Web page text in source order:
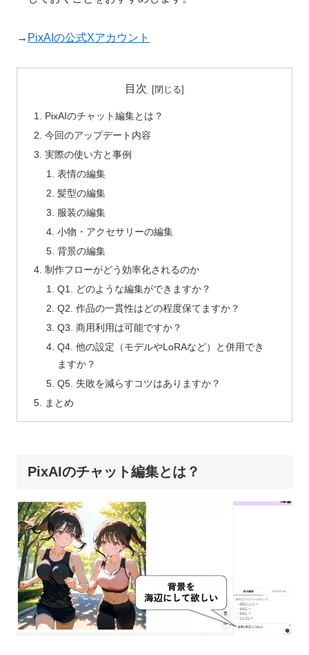
→ PixAIの公式Xアカウント
目次
PixAIのチャット編集とは？
今回のアップデート内容
実際の使い方と事例
表情の編集
髪型の編集
服装の編集
小物・アクセサリーの編集
背景の編集
制作フローがどう効率化されるのか
Q1. どのような編集ができますか？
Q2. 作品の一貫性はどの程度保てますか？
Q3. 商用利用は可能ですか？
Q4. 他の設定（モデルやLoRAなど）と併用でき
ますか？
Q5. 失敗を減らすコツはありますか？
まとめ
PixAIのチャット編集とは？